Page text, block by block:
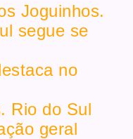
Joguinhos.
segue se
no
Rio do Sul
geral